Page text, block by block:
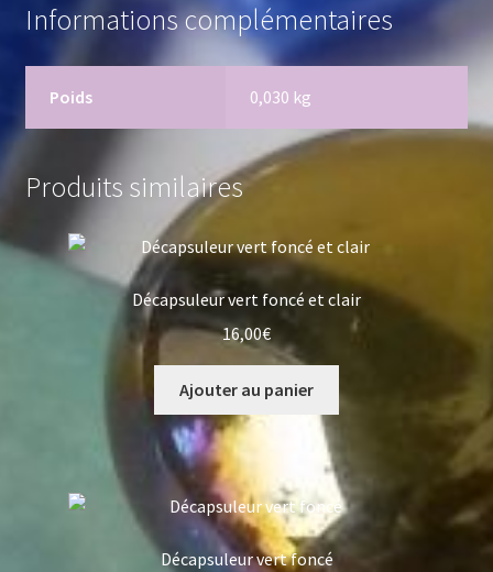
Informations complémentaires
Poids 0,030 kg
Produits similaires
Décapsuleur vert foncé et clair
16,00€
Ajouter au panier
Décapsuleur vert foncé